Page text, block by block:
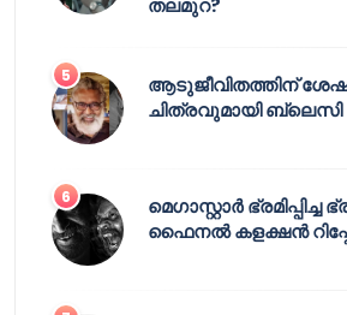
ആടുജീവിതത്തിന്
ചിത്രവുമായി ബ്ലെസി
മെഗാസ്റ്റാർ
ഫൈനൽ കളക്ഷൻ